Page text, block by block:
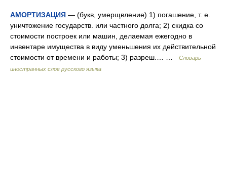
АМОРТИЗАЦИЯ — (букв, умерщвление) 1) погашение, т. е.
уничтожение государств. или частного долга; 2) скидка со
стоимости построек или машин, делаемая ежегодно в
инвентаре имущества в виду уменьшения их действительной
стоимости от времени и работы; 3) разреш.… …
Словарь
иностранных слов русского языка